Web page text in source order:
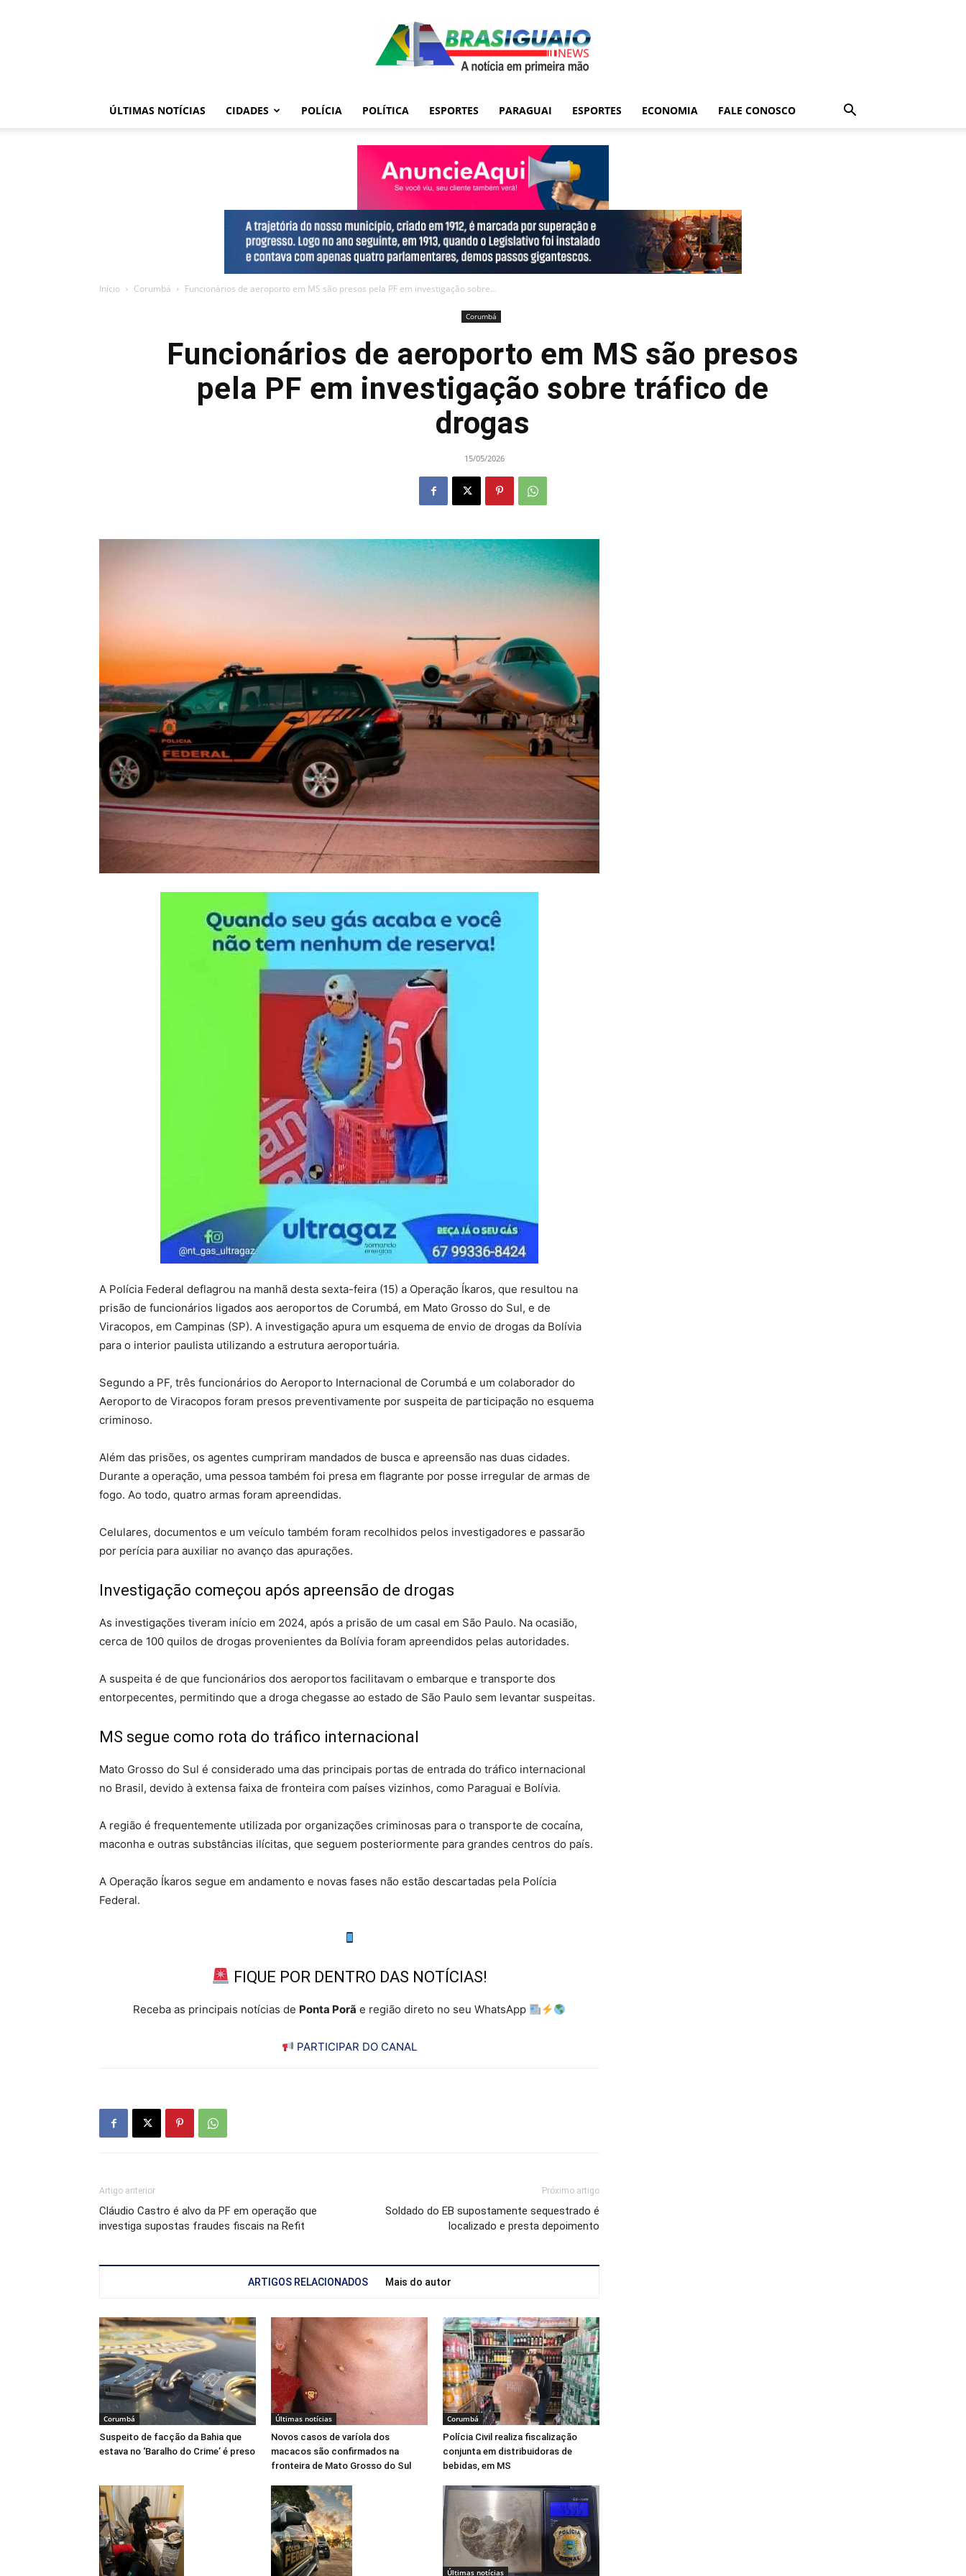
ÚLTIMAS NOTÍCIAS CIDADES POLÍCIA POLÍTICA ESPORTES PARAGUAI ESPORTES ECONOMIA FALE CONOSCO
Início Corumbá Funcionários de aeroporto em MS são presos pela PF em investigação sobre...
Corumbá
Funcionários de aeroporto em MS são presos
pela PF em investigação sobre tráfico de
drogas
15/05/2026
A Polícia Federal deflagrou na manhã desta sexta-feira (15) a Operação Íkaros, que resultou na
prisão de funcionários ligados aos aeroportos de Corumbá, em Mato Grosso do Sul, e de
Viracopos, em Campinas (SP). A investigação apura um esquema de envio de drogas da Bolívia
para o interior paulista utilizando a estrutura aeroportuária.
Segundo a PF, três funcionários do Aeroporto Internacional de Corumbá e um colaborador do
Aeroporto de Viracopos foram presos preventivamente por suspeita de participação no esquema
criminoso.
Além das prisões, os agentes cumpriram mandados de busca e apreensão nas duas cidades.
Durante a operação, uma pessoa também foi presa em flagrante por posse irregular de armas de
fogo. Ao todo, quatro armas foram apreendidas.
Celulares, documentos e um veículo também foram recolhidos pelos investigadores e passarão
por perícia para auxiliar no avanço das apurações.
Investigação começou após apreensão de drogas
As investigações tiveram início em 2024, após a prisão de um casal em São Paulo. Na ocasião,
cerca de 100 quilos de drogas provenientes da Bolívia foram apreendidos pelas autoridades.
A suspeita é de que funcionários dos aeroportos facilitavam o embarque e transporte dos
entorpecentes, permitindo que a droga chegasse ao estado de São Paulo sem levantar suspeitas.
MS segue como rota do tráfico internacional
Mato Grosso do Sul é considerado uma das principais portas de entrada do tráfico internacional
no Brasil, devido à extensa faixa de fronteira com países vizinhos, como Paraguai e Bolívia.
A região é frequentemente utilizada por organizações criminosas para o transporte de cocaína,
maconha e outras substâncias ilícitas, que seguem posteriormente para grandes centros do país.
A Operação Íkaros segue em andamento e novas fases não estão descartadas pela Polícia
Federal.
FIQUE POR DENTRO DAS NOTÍCIAS!
Receba as principais notícias de Ponta Porã e região direto no seu WhatsApp
PARTICIPAR DO CANAL
Artigo anterior
Cláudio Castro é alvo da PF em operação que
investiga supostas fraudes fiscais na Refit
Próximo artigo
Soldado do EB supostamente sequestrado é
localizado e presta depoimento
ARTIGOS RELACIONADOS Mais do autor
Corumbá
Suspeito de facção da Bahia que
estava no ‘Baralho do Crime’ é preso
Últimas notícias
Novos casos de varíola dos
macacos são confirmados na
fronteira de Mato Grosso do Sul
Corumbá
Polícia Civil realiza fiscalização
conjunta em distribuidoras de
bebidas, em MS
Últimas notícias